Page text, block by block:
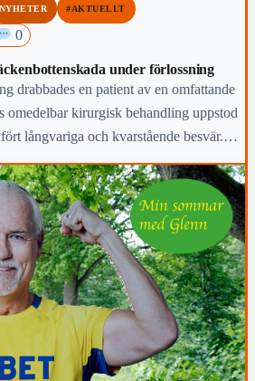
NYHETER #AKTUELLT
0
under förlossning
drabbades en patient av en omfattande
omedelbar kirurgisk behandling uppstod
långvariga och kvarstående besvär.
händelsen för prövning enligt lex